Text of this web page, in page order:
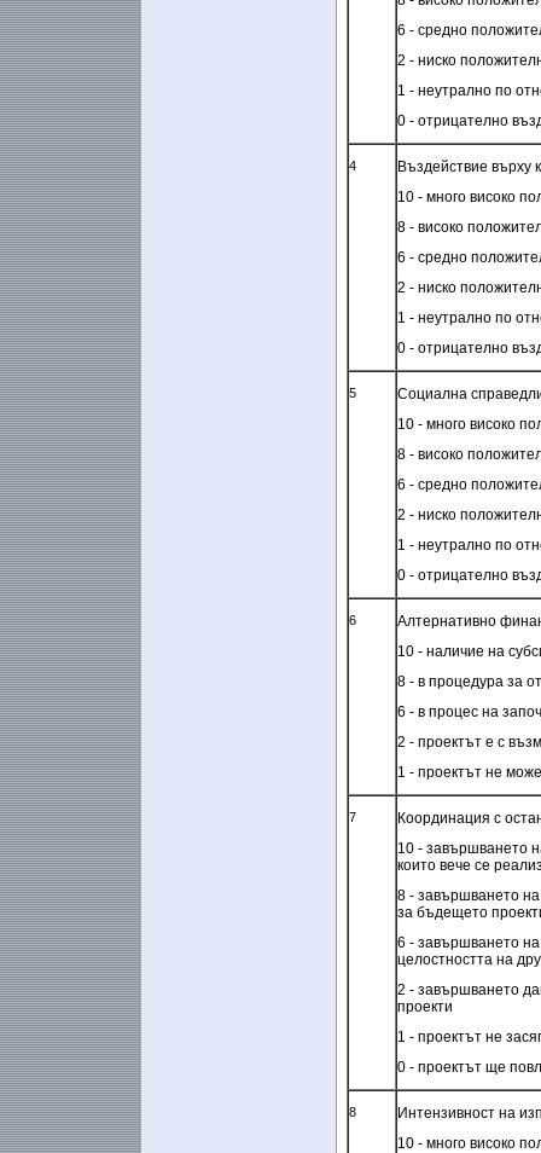
6 - средно
2 - ниско
1 - неутрално по
0 - отрицателно
4
Въздействие върху
10 - много високо
8 - високо
6 - средно
2 - ниско
1 - неутрално по
0 - отрицателно
5
Социална
10 - много високо
8 - високо
6 - средно
2 - ниско
1 - неутрално по
0 - отрицателно
6
Алтернативно
10 - наличие на
8 - в процедура за
6 - в процес на
2 - проектът е с
1 - проектът не
7
Координация с
10 - завършването
които вече се
8 - завършването
за бъдещето
6 - завършването
целостността на
2 - завършването
проекти
1 - проектът не
0 - проектът ще
8
Интензивност на
10 - много високо